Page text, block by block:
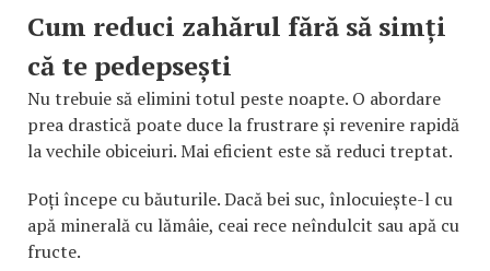
Cum reduci zahărul fără să simți
că te pedepsești
Nu trebuie să elimini totul peste noapte. O abordare
prea drastică poate duce la frustrare și revenire rapidă
la vechile obiceiuri. Mai eficient este să reduci treptat.
Poți începe cu băuturile. Dacă bei suc, înlocuiește-l cu
apă minerală cu lămâie, ceai rece neîndulcit sau apă cu
fructe.